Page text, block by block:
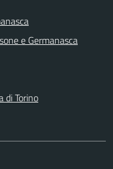
e Germanasca
di Torino